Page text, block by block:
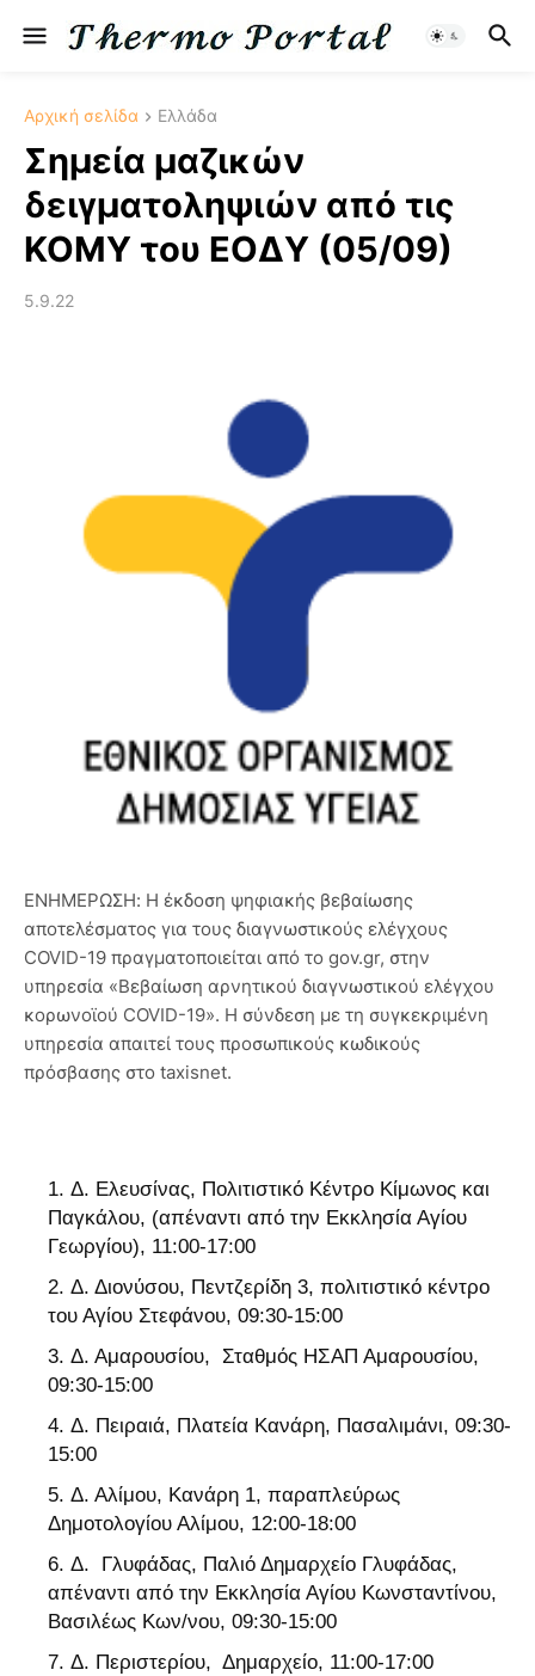
Αρχική σελίδα Ελλάδα
Σημεία μαζικών
δειγματοληψιών από τις
ΚΟΜΥ του ΕΟΔΥ (05/09)
5.9.22
ΕΝΗΜΕΡΩΣΗ: Η έκδοση ψηφιακής βεβαίωσης
αποτελέσματος για τους διαγνωστικούς ελέγχους
COVID-19 πραγματοποιείται από το gov.gr, στην
υπηρεσία «Βεβαίωση αρνητικού διαγνωστικού ελέγχου
κορωνοϊού COVID-19». Η σύνδεση με τη συγκεκριμένη
υπηρεσία απαιτεί τους προσωπικούς κωδικούς
πρόσβασης στο taxisnet.
Δ. Ελευσίνας, Πολιτιστικό Κέντρο Κίμωνος και
Παγκάλου, (απέναντι από την Εκκλησία Αγίου
Γεωργίου), 11:00-17:00
Δ. Διονύσου, Πεντζερίδη 3, πολιτιστικό κέντρο
του Αγίου Στεφάνου, 09:30-15:00
Δ. Αμαρουσίου, Σταθμός ΗΣΑΠ Αμαρουσίου,
09:30-15:00
Δ. Πειραιά, Πλατεία Κανάρη, Πασαλιμάνι, 09:30-
15:00
Δ. Αλίμου, Κανάρη 1, παραπλεύρως
Δημοτολογίου Αλίμου, 12:00-18:00
Δ. Γλυφάδας, Παλιό Δημαρχείο Γλυφάδας,
απέναντι από την Εκκλησία Αγίου Κωνσταντίνου,
Βασιλέως Κων/νου, 09:30-15:00
Δ. Περιστερίου, Δημαρχείο, 11:00-17:00